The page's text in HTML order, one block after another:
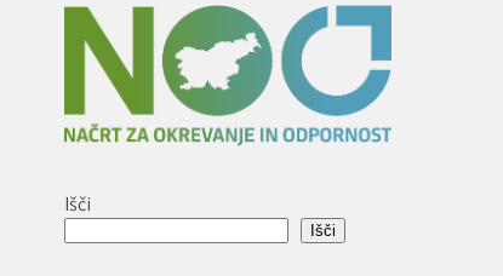
Išči
Išči